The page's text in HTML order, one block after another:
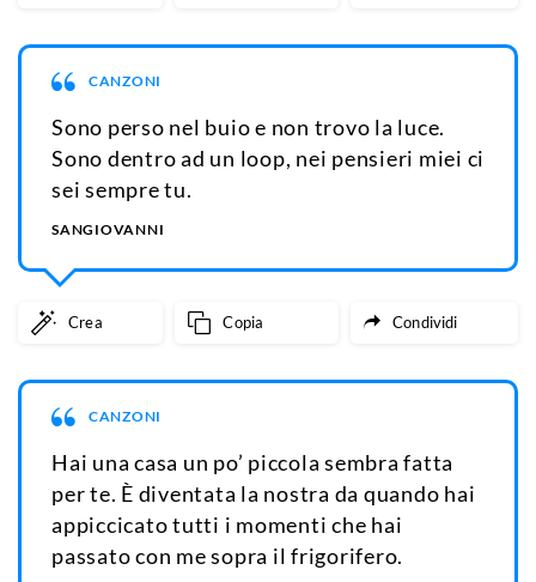
CANZONI
Sono perso nel buio e non trovo la luce.
Sono dentro ad un loop, nei pensieri miei ci
sei sempre tu.
SANGIOVANNI
Crea Copia Condividi
CANZONI
Hai una casa un po’ piccola sembra fatta
per te. È diventata la nostra da quando hai
appiccicato tutti i momenti che hai
passato con me sopra il frigorifero.